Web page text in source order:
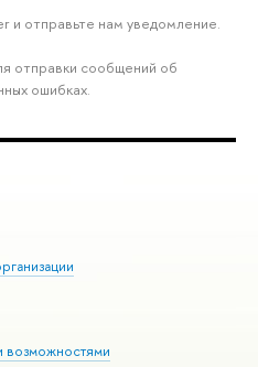
и отправьте нам уведомление.
отправки сообщений об
ошибках.
возможностями